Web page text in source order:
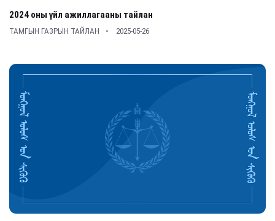
2024 оны үйл ажиллагааны тайлан
ТАМГЫН ГАЗРЫН ТАЙЛАН 2025-05-26